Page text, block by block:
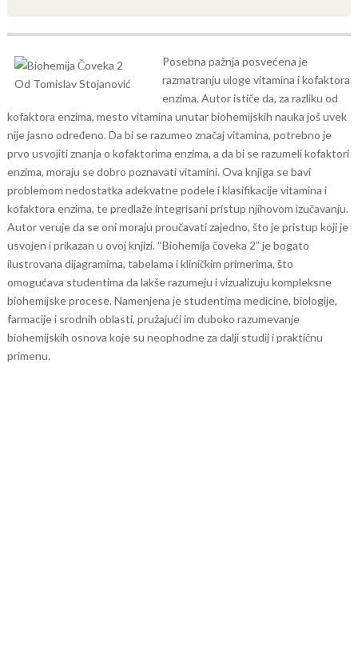
Posebna pažnja posvećena je
razmatranju uloge vitamina i kofaktora
enzima. Autor ističe da, za razliku od
kofaktora enzima, mesto vitamina unutar biohemijskih nauka još uvek
nije jasno određeno. Da bi se razumeo značaj vitamina, potrebno je
prvo usvojiti znanja o kofaktorima enzima, a da bi se razumeli kofaktori
enzima, moraju se dobro poznavati vitamini. Ova knjiga se bavi
problemom nedostatka adekvatne podele i klasifikacije vitamina i
kofaktora enzima, te predlaže integrisani pristup njihovom izučavanju.
Autor veruje da se oni moraju proučavati zajedno, što je pristup koji je
usvojen i prikazan u ovoj knjizi. “Biohemija čoveka 2” je bogato
ilustrovana dijagramima, tabelama i kliničkim primerima, što
omogućava studentima da lakše razumeju i vizualizuju kompleksne
biohemijske procese. Namenjena je studentima medicine, biologije,
farmacije i srodnih oblasti, pružajući im duboko razumevanje
biohemijskih osnova koje su neophodne za dalji studij i praktičnu
primenu.